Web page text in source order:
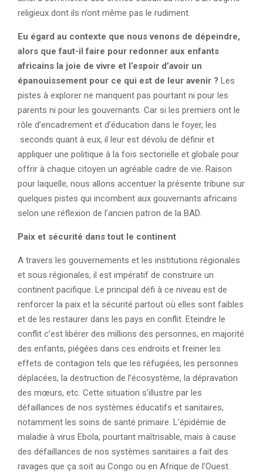
religieux dont ils n’ont même pas le rudiment.
Eu égard au contexte que nous venons de dépeindre,
alors que faut-il faire pour redonner aux enfants
africains la joie de vivre et l’espoir d’avoir un
épanouissement pour ce qui est de leur avenir ? Les
pistes à explorer ne manquent pas pourtant ni pour les
parents ni pour les gouvernants. Car si les premiers ont le
rôle d’encadrement et d’éducation dans le foyer, les
seconds quant à eux, il leur est dévolu de définir et
appliquer une politique à la fois sectorielle et globale pour
offrir à chaque citoyen un agréable cadre de vie. Raison
pour laquelle, nous allons accentuer la présente tribune sur
quelques pistes qui incombent aux gouvernants africains
selon une réflexion de l’ancien patron de la BAD.
Paix et sécurité dans tout le continent
A travers les gouvernements et les institutions régionales
et sous régionales, il est impératif de construire un
continent pacifique. Le principal défi à ce niveau est de
renforcer la paix et la sécurité partout où elles sont faibles
et de les restaurer dans les pays en conflit. Eteindre le
conflit c’est libérer des millions des personnes, en majorité
des enfants, piégées dans ces endroits et freiner les
effets de contagion tels que les réfugiées, les personnes
déplacées, la destruction de l’écosystème, la dépravation
des mœurs, etc. Cette situation s’illustre par les
défaillances de nos systèmes éducatifs et sanitaires,
notamment les soins de santé primaire. L’épidémie de
maladie à virus Ebola, pourtant maîtrisable, mais à cause
des défaillances de nos systèmes sanitaires a fait des
ravages que ça soit au Congo ou en Afrique de l’Ouest.